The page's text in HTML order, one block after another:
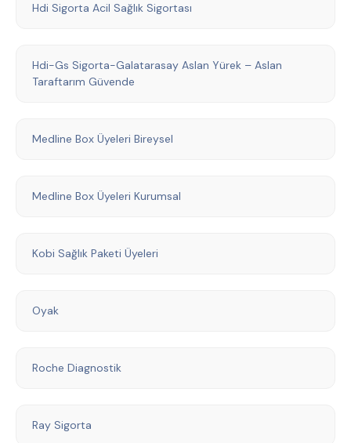
Hdi Sigorta Acil Sağlık Sigortası
Hdi-Gs Sigorta-Galatarasay Aslan Yürek – Aslan
Taraftarım Güvende
Medline Box Üyeleri Bireysel
Medline Box Üyeleri Kurumsal
Kobi Sağlık Paketi Üyeleri
Oyak
Roche Diagnostik
Ray Sigorta